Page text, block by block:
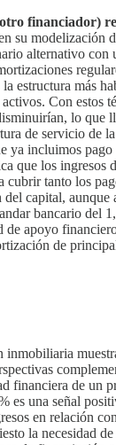
financiador)
su modelización
alternativo con
estructura más
Con estos
lo que
de servicio de
ya incluimos pago
que los ingresos
cubrir tanto los
capital, aunque
bancario del
de apoyo
de
inmobiliaria
financiera de un
es una señal
en relación
la necesidad de